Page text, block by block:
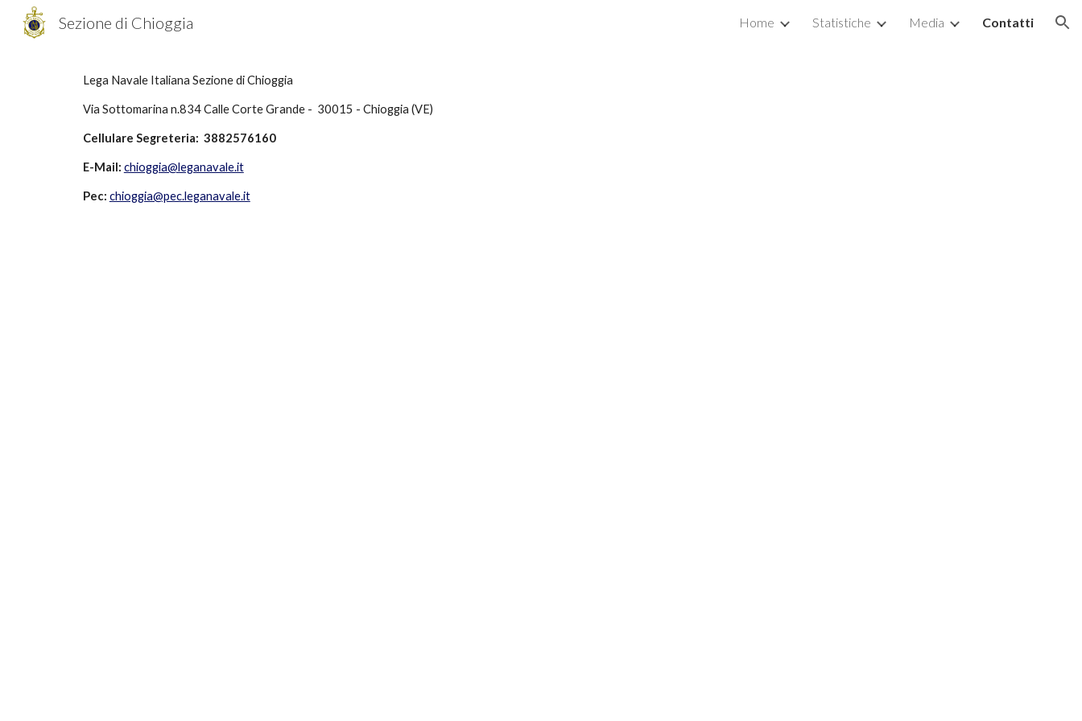
Sezione di Chioggia Home Statistiche Media Contatti
Lega Navale Italiana Sezione di Chioggia
Via Sottomarina n.834 Calle Corte Grande - 30015 - Chioggia (VE)
Cellulare Segreteria: 3882576160
E-Mail: chioggia@leganavale.it
Pec: chioggia@pec.leganavale.it